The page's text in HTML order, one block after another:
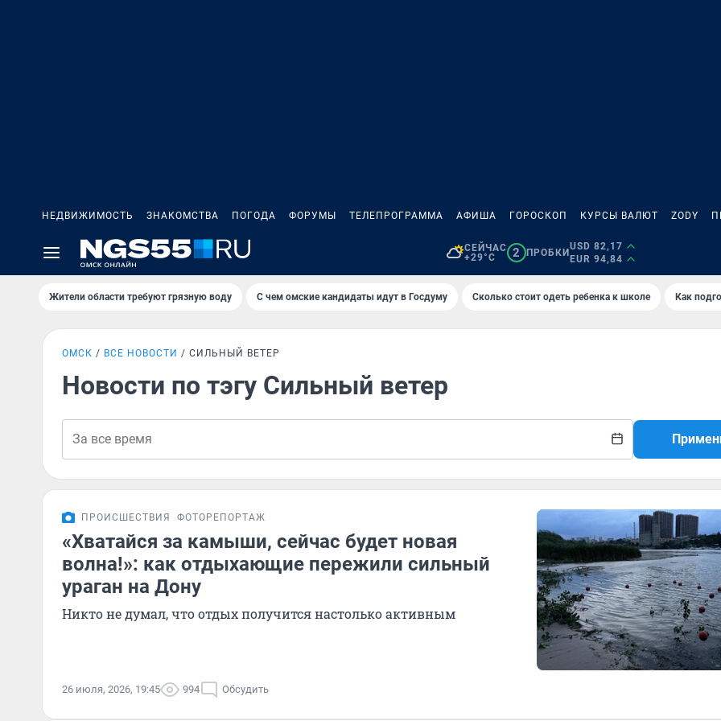
НЕДВИЖИМОСТЬ ЗНАКОМСТВА ПОГОДА ФОРУМЫ ТЕЛЕПРОГРАММА АФИША ГОРОСКОП КУРСЫ ВАЛЮТ ZODY
СЕЙЧАС
+29°C
2 ПРОБКИ
USD 82,17
EUR 94,84
Жители области требуют грязную воду С чем омские кандидаты идут в Госдуму Сколько стоит одеть ребенка к школе Как
ОМСК ВСЕ НОВОСТИ СИЛЬНЫЙ ВЕТЕР
Новости по тэгу Сильный ветер
ПРОИСШЕСТВИЯ ФОТОРЕПОРТАЖ
«Хватайся за камыши, сейчас будет новая
волна!»: как отдыхающие пережили сильный
ураган на Дону
Никто не думал, что отдых получится настолько активным
26 июля, 2026, 19:45 994 Обсудить